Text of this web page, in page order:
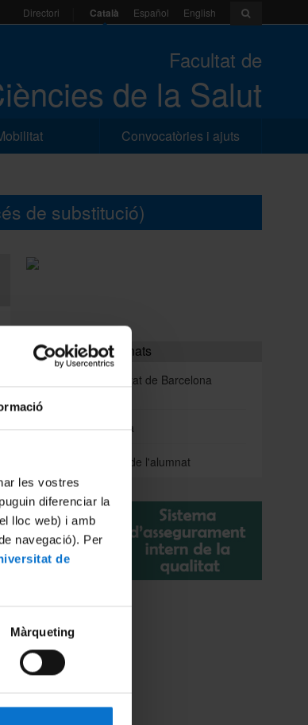
les vostres
diferenciar la
lloc web) i amb
navegació). Per
de
Màrqueting
Directori Català Español English
Facultat de
de la Salut
Convocatòries i ajuts
de substitució)
Enllaços relacionats
Health Universitat de Barcelona
Ofertes de feina
Representació de l'alumnat